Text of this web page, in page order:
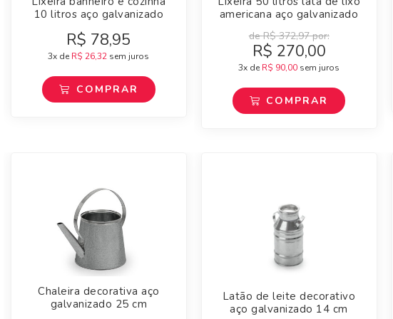
10 litros aço galvanizado
R$ 78,95
3x de R$ 26,32 sem juros
COMPRAR
americana aço galvanizado
deR$372,97por:
R$ 270,00
3x de R$ 90,00 sem juros
COMPRAR
Chaleira decorativa aço
galvanizado 25 cm
Latão de leite decorativo
aço galvanizado 14 cm